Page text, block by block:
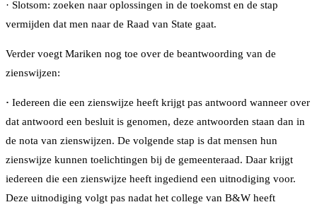
· Slotsom: zoeken naar oplossingen in de toekomst en de stap
vermijden dat men naar de Raad van State gaat.
Verder voegt Mariken nog toe over de beantwoording van de
zienswijzen:
· Iedereen die een zienswijze heeft krijgt pas antwoord wanneer over
dat antwoord een besluit is genomen, deze antwoorden staan dan in
de nota van zienswijzen. De volgende stap is dat mensen hun
zienswijze kunnen toelichtingen bij de gemeenteraad. Daar krijgt
iedereen die een zienswijze heeft ingediend een uitnodiging voor.
Deze uitnodiging volgt pas nadat het college van B&W heeft